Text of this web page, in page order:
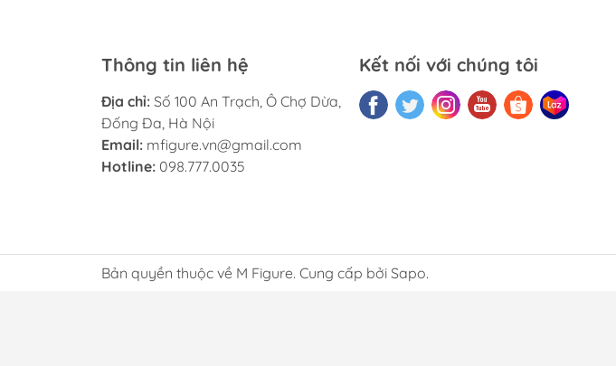
Thông tin liên hệ
Địa chỉ: Số 100 An Trạch, Ô Chợ Dừa,
Đống Đa, Hà Nội
Email: mfigure.vn@gmail.com
Hotline: 098.777.0035
Kết nối với chúng tôi
Bản quyền thuộc về M Figure. Cung cấp bởi Sapo.